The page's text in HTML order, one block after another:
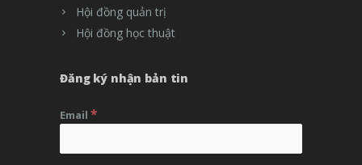
Hội đồng quản trị
Hội đồng học thuật
Đăng ký nhận bản tin
Email *